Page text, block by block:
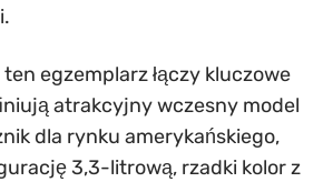
egzemplarz łączy kluczowe
atrakcyjny wczesny model
dla rynku amerykańskiego,
3,3-litrową, rzadki kolor z